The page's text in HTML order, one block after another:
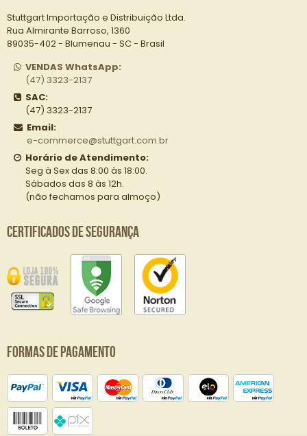
Stuttgart Importação e Distribuição Ltda.
Rua Almirante Barroso, 1360
89035-402 - Blumenau - SC - Brasil
VENDAS WhatsApp:
(47) 3323-2137
SAC:
(47) 3323-2137
Email:
e-commerce@stuttgart.com.br
Horário de Atendimento:
Seg à Sex das 8:00 às 18:00.
Sábados das 8 às 12h.
(não fechamos para almoço)
Certificados de Segurança
Formas de Pagamento